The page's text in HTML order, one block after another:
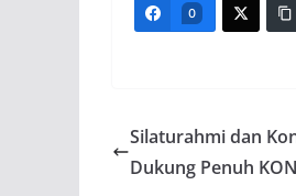
0
Silaturahmi dan
Dukung Penuh